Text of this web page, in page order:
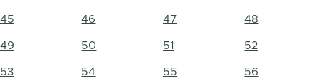
45 46 47 48
49 50 51 52
53 54 55 56